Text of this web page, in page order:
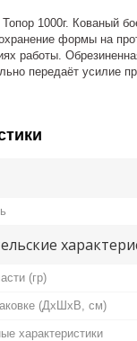
1000г. Кованый
формы на
работы.
передаёт усилие
(гр)
(ДхШхВ, см)
характеристики